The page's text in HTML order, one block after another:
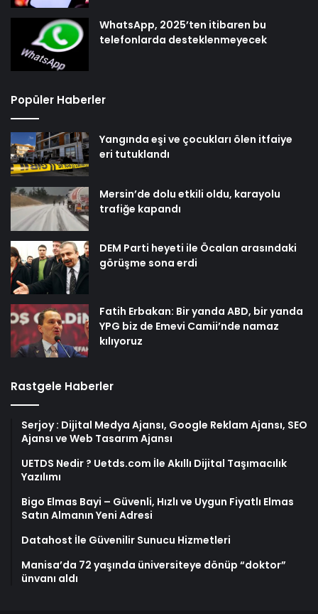
WhatsApp, 2025’ten itibaren bu
telefonlarda desteklenmeyecek
Popüler Haberler
Yangında eşi ve çocukları ölen itfaiye
eri tutuklandı
Mersin’de dolu etkili oldu, karayolu
trafiğe kapandı
DEM Parti heyeti ile Öcalan arasındaki
görüşme sona erdi
Fatih Erbakan: Bir yanda ABD, bir yanda
YPG biz de Emevi Camii’nde namaz
kılıyoruz
Rastgele Haberler
Serjoy : Dijital Medya Ajansı, Google Reklam Ajansı, SEO
Ajansı ve Web Tasarım Ajansı
UETDS Nedir ? Uetds.com İle Akıllı Dijital Taşımacılık
Yazılımı
Bigo Elmas Bayi – Güvenli, Hızlı ve Uygun Fiyatlı Elmas
Satın Almanın Yeni Adresi
Datahost İle Güvenilir Sunucu Hizmetleri
Manisa’da 72 yaşında üniversiteye dönüp “doktor”
ünvanı aldı